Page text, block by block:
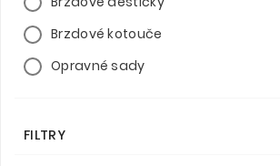
Brzdové kotouče
Opravné sady
FILTRY